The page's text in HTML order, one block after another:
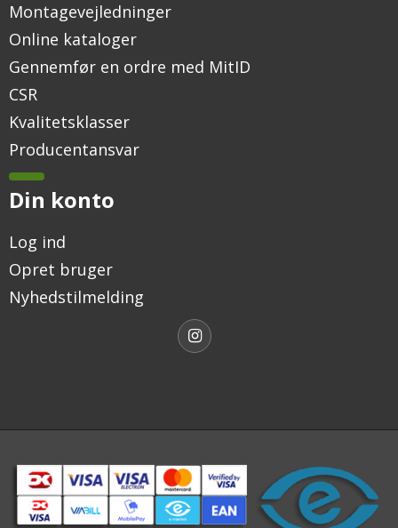
Montagevejledninger
Online kataloger
Gennemfør en ordre med MitID
CSR
Kvalitetsklasser
Producentansvar
Din konto
Log ind
Opret bruger
Nyhedstilmelding